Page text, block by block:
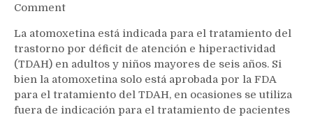
Commenton
de
pacientes
latinoamericanos
sobre
el
uso
La atomoxetina está indicada para el tratamiento del
trastorno por déficit de atención e hiperactividad
(TDAH) en adultos y niños mayores de seis años. Si
bien la atomoxetina solo está aprobada por la FDA
para el tratamiento del TDAH, en ocasiones se utiliza
fuera de indicación para el tratamiento de pacientes